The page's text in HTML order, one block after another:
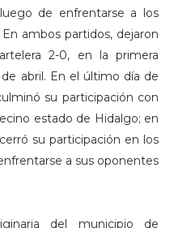
de enfrentarse a los
ambos partidos, dejaron
2-0, en la primera
abril. En el último día de
su participación con
estado de Hidalgo; en
su participación en los
a sus oponentes
del municipio de